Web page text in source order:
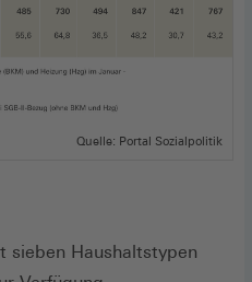
Quelle: Portal Sozialpolitik
sieben Haushaltstypen